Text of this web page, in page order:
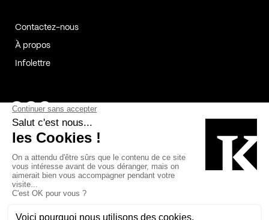
Contactez-nous
À propos
Infolettre
Page Facebook de Kollectif
Page Instagram de Kollectif
Page Linkedin de Kollectif
Bâtiment-Durable-Québec-1
Esquisses-1